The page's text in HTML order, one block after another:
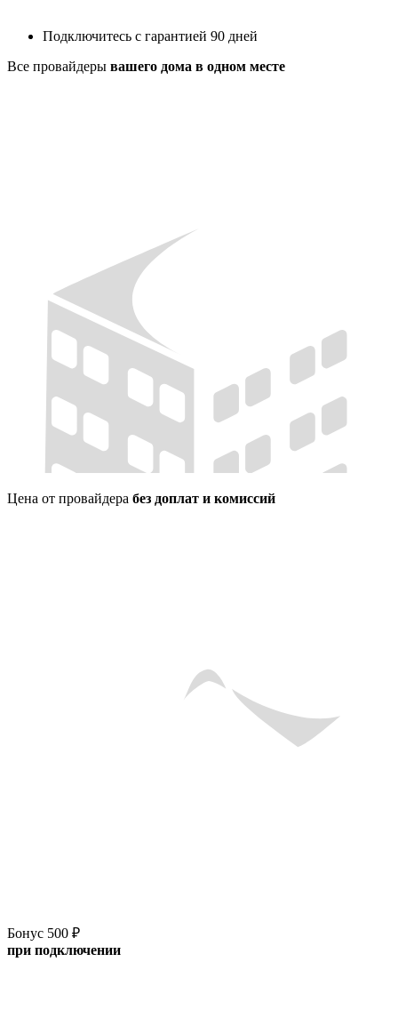
Подключитесь с гарантией 90 дней
Все провайдеры вашего дома в одном месте
Цена от провайдера без доплат и комиссий
Бонус 500 ₽
при подключении